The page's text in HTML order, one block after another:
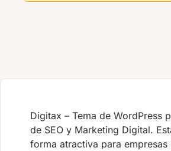
Digitax – Tema de WordPress
de SEO y Marketing Digital.
forma atractiva para empresas